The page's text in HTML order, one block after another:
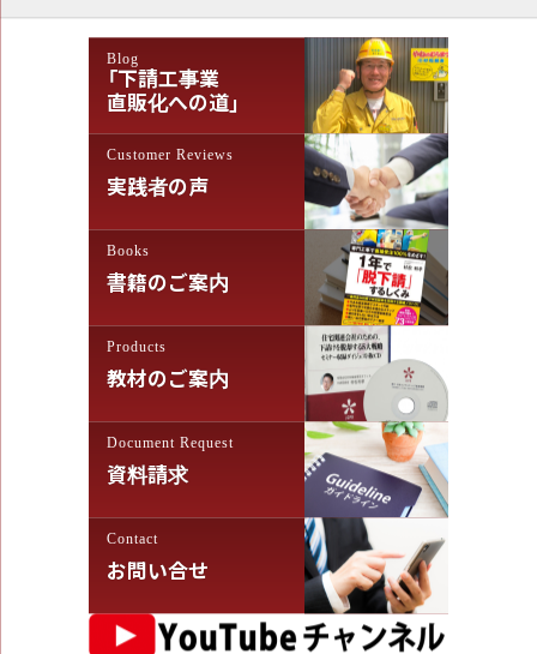
ビ
Blog
「下請工事業
直販化への道」
Customer Reviews
実践者の声
Books
書籍のご案内
Products
教材のご案内
Document Request
資料請求
Contact
お問い合せ